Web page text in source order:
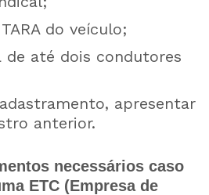
do veículo;
de até dois condutores
apresentar
anterior.
necessários caso
ETC (Empresa de